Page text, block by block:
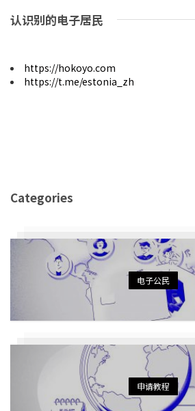
认识别的电子居民
https://hokoyo.com
https://t.me/estonia_zh
Categories
电子公民
申请教程